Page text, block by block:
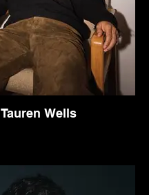
Tauren Wells